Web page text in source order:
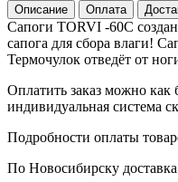
Описание Оплата
Сапоги TORVI -60С
сапога для сбора влаги!
Термочулок отведёт от
Оплатить заказ можно как
индивидуальная система
Подробности оплаты
По Новосибирску